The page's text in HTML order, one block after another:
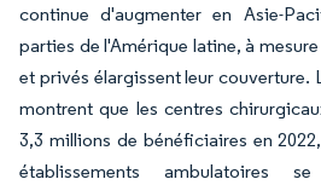
continue d'augmenter en Asie-
parties de l'Amérique latine, à
et privés élargissent leur couverture.
montrent que les centres
3,3 millions de bénéficiaires en
établissements ambulatoires